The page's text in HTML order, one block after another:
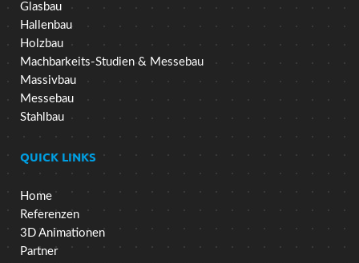
Glasbau
Hallenbau
Holzbau
Machbarkeits-Studien & Messebau
Massivbau
Messebau
Stahlbau
QUICK LINKS
Home
Referenzen
3D Animationen
Partner